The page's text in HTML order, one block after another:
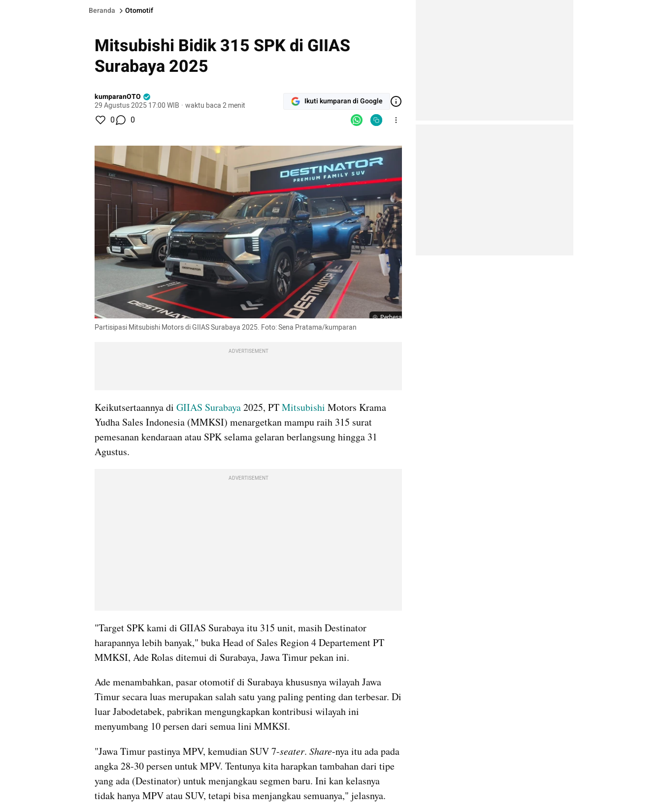
Beranda Otomotif
Mitsubishi Bidik 315 SPK di GIIAS
Surabaya 2025
kumparanOTO
29 Agustus 2025 17:00 WIB · waktu baca 2 menit Ikuti kumparan di Google
0 0
Perbesar
Partisipasi Mitsubishi Motors di GIIAS Surabaya 2025. Foto: Sena Pratama/kumparan
ADVERTISEMENT
Keikutsertaannya di GIIAS Surabaya 2025, PT Mitsubishi Motors Krama
Yudha Sales Indonesia (MMKSI) menargetkan mampu raih 315 surat
pemesanan kendaraan atau SPK selama gelaran berlangsung hingga 31
Agustus.
ADVERTISEMENT
"Target SPK kami di GIIAS Surabaya itu 315 unit, masih Destinator
harapannya lebih banyak," buka Head of Sales Region 4 Departement PT
MMKSI, Ade Rolas ditemui di Surabaya, Jawa Timur pekan ini.
Ade menambahkan, pasar otomotif di Surabaya khususnya wilayah Jawa
Timur secara luas merupakan salah satu yang paling penting dan terbesar. Di
luar Jabodetabek, pabrikan mengungkapkan kontribusi wilayah ini
menyumbang 10 persen dari semua lini MMKSI.
"Jawa Timur pastinya MPV, kemudian SUV 7-seater. Share-nya itu ada pada
angka 28-30 persen untuk MPV. Tentunya kita harapkan tambahan dari tipe
yang ada (Destinator) untuk menjangkau segmen baru. Ini kan kelasnya
tidak hanya MPV atau SUV, tetapi bisa menjangkau semuanya," jelasnya.